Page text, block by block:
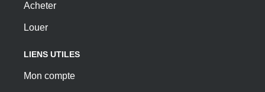
Acheter
Louer
LIENS UTILES
Mon compte